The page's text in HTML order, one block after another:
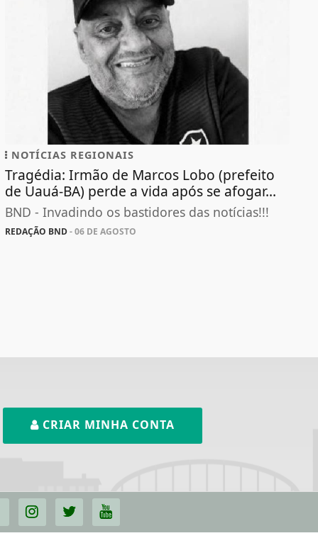
NOTÍCIAS REGIONAIS
Tragédia: Irmão de Marcos Lobo (prefeito
de Uauá-BA) perde a vida após se afogar...
BND - Invadindo os bastidores das notícias!!!
REDAÇÃO BND- 06 DE AGOSTO
CRIAR MINHA CONTA